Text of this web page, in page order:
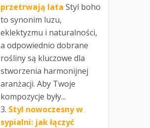
przetrwają lata Styl boho
to synonim luzu,
eklektyzmu i naturalności,
a odpowiednio dobrane
rośliny są kluczowe dla
stworzenia harmonijnej
aranżacji. Aby Twoje
kompozycje były...
Styl nowoczesny w
sypialni: jak łączyć